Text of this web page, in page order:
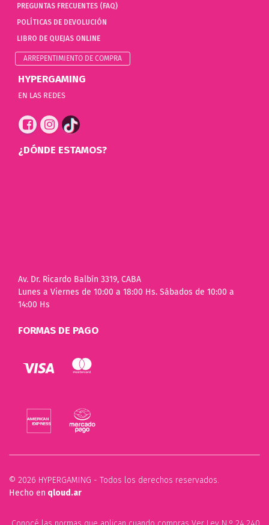
PREGUNTAS FRECUENTES (FAQ)
POLÍTICAS DE DEVOLUCIÓN
LIBRO DE QUEJAS ONLINE
ARREPENTIMIENTO DE COMPRA
HYPERGAMING
EN LAS REDES
¿DÓNDE ESTAMOS?
Av. Dr. Ricardo Balbín 3319, CABA
Lunes a Viernes de 10:00 a 18:00 Hs. Sábados de 10:00 a
14:00 Hs
FORMAS DE PAGO
© 2026 HYPERGAMING - Todos los derechos reservados.
Hecho en qloud.ar